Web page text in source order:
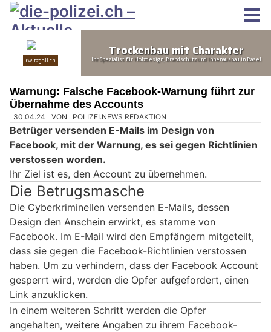
Warnung: Falsche Facebook-Warnung führt zur
Übernahme des Accounts
30.04.24 VON POLIZEI.NEWS REDAKTION
Betrüger versenden E-Mails im Design von
Facebook, mit der Warnung, es sei gegen Richtlinien
verstossen worden.
Ihr Ziel ist es, den Account zu übernehmen.
Die Betrugsmasche
Die Cyberkriminellen versenden E-Mails, dessen
Design den Anschein erwirkt, es stamme von
Facebook. Im E-Mail wird den Empfängern mitgeteilt,
dass sie gegen die Facebook-Richtlinien verstossen
haben. Um zu verhindern, dass der Facebook Account
gesperrt wird, werden die Opfer aufgefordert, einen
Link anzuklicken.
In einem weiteren Schritt werden die Opfer
angehalten, weitere Angaben zu ihrem Facebook-